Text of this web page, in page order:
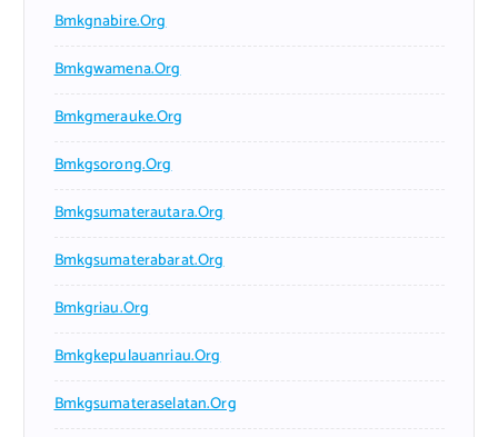
Bmkgnabire.org
Bmkgwamena.org
Bmkgmerauke.org
Bmkgsorong.org
Bmkgsumaterautara.org
Bmkgsumaterabarat.org
Bmkgriau.org
Bmkgkepulauanriau.org
Bmkgsumateraselatan.org